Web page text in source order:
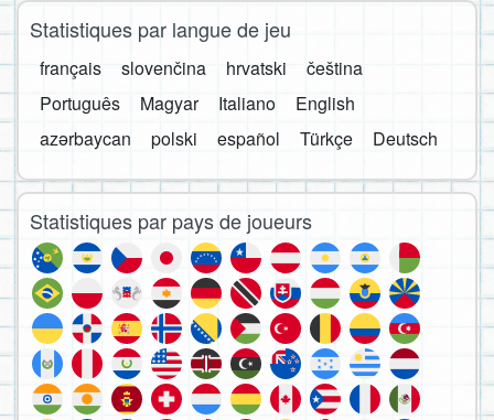
Statistiques par langue de jeu
français slovenčina hrvatski
čeština
Português
Magyar Italiano
English
azərbaycan
polski español Türkçe Deutsch
Statistiques par pays de joueurs